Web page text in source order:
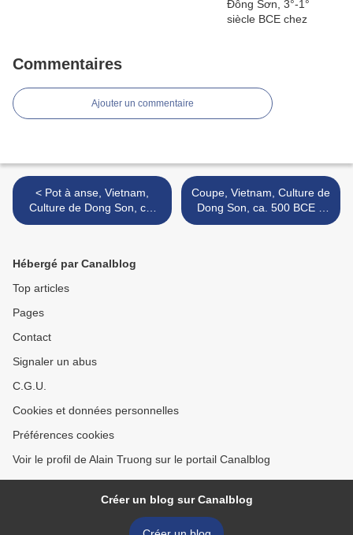
Commentaires
Ajouter un commentaire
< Pot à anse, Vietnam,
Culture de Dong Son, ca.
500 BCE – 100 BCE
Coupe, Vietnam, Culture de
Dong Son, ca. 500 BCE –
100 BCE >
Hébergé par Canalblog
Top articles
Pages
Contact
Signaler un abus
C.G.U.
Cookies et données personnelles
Préférences cookies
Voir le profil de Alain Truong sur le portail Canalblog
Créer un blog sur Canalblog